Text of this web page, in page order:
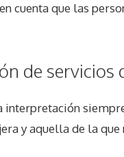
cuenta que las
de servicios
interpretación
y aquella de la